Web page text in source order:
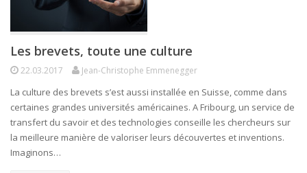
Les brevets, toute une culture
22.03.2017 Jean-Christophe Emmenegger
La culture des brevets s’est aussi installée en Suisse, comme dans
certaines grandes universités américaines. A Fribourg, un service de
transfert du savoir et des technologies conseille les chercheurs sur
la meilleure manière de valoriser leurs découvertes et inventions.
Imaginons…